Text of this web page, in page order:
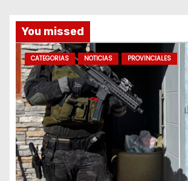
You missed
CATEGORIAS NOTICIAS PROVINCIALES